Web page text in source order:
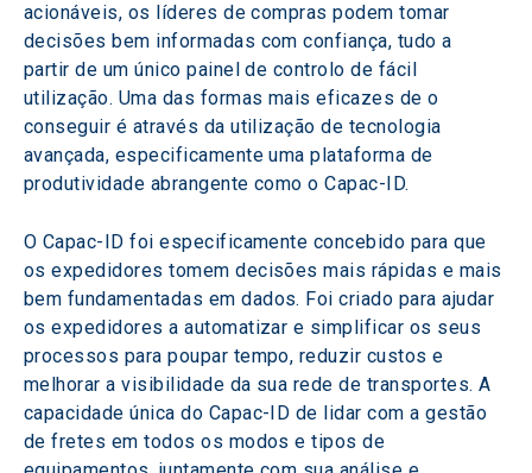
acionáveis, os líderes de compras podem tomar
decisões bem informadas com confiança, tudo a
partir de um único painel de controlo de fácil
utilização. Uma das formas mais eficazes de o
conseguir é através da utilização de tecnologia
avançada, especificamente uma plataforma de
produtividade abrangente como o Capac-ID.
O Capac-ID foi especificamente concebido para que
os expedidores tomem decisões mais rápidas e mais
bem fundamentadas em dados. Foi criado para ajudar
os expedidores a automatizar e simplificar os seus
processos para poupar tempo, reduzir custos e
melhorar a visibilidade da sua rede de transportes. A
capacidade única do Capac-ID de lidar com a gestão
de fretes em todos os modos e tipos de